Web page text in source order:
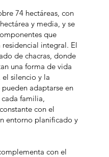
74 hectáreas, con
y media, y se
que
integral. El
de chacras, donde
una forma de vida
silencio y la
adaptarse en
familia,
con el
entorno planificado y
con el